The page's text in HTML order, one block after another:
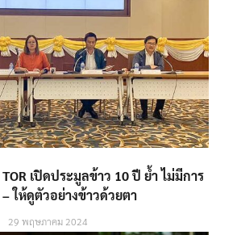
เปิดประมูลข้าว 10 ปี ย้ำ ไม่มีการ
ให้ดูตัวอย่างข้าวด้วยตา
29 พฤษภาคม 2024